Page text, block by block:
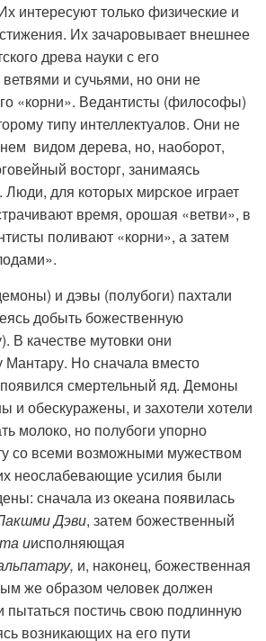
интересуют только физические и
Их зачаровывает внешнее
древа науки с его
и сучьями, но они не
«корни». Ведантисты (философы)
типу интеллектуалов. Они не
видом дерева, но, наоборот,
восторг, занимаясь
Люди, для которых мирское играет
время, орошая «ветви», в
поливают «корни», а затем
и дэвы (полубоги) пахтали
добыть божественную
В качестве мутовки они
Мантару. Но сначала вместо
смертельный яд. Демоны
и обескуражены, и захотели хотели
молоко, но полубоги упорно
со всеми возможными мужеством
неослабевающие усилия были
сначала из океана появилась
Дэви, затем божественный
иисполняющая
и, наконец, божественная
же образом человек должен
пытаться постичь свою подлинную
возникающих на его пути